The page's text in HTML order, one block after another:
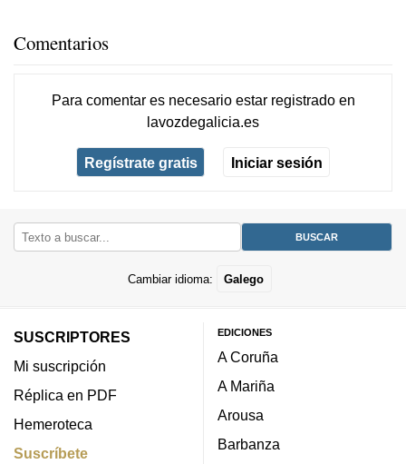
Comentarios
Para comentar es necesario estar registradoen
lavozdegalicia.es
Regístrate gratis Iniciar sesión
Cambiar idioma: Galego
SUSCRIPTORES
Mi suscripción
Réplica en PDF
Hemeroteca
Suscríbete
EDICIONES
A Coruña
A Mariña
Arousa
Barbanza